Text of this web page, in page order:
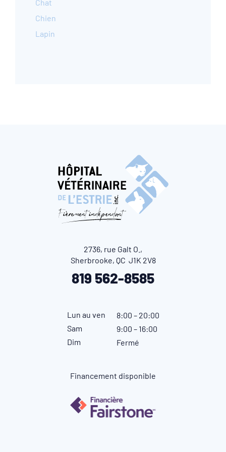
Chat
Chien
Lapin
2736, rue Galt O.,
Sherbrooke, QC J1K 2V8
819 562-8585
Lun au ven
8:00 – 20:00
Sam
9:00 – 16:00
Dim
Fermé
Financement disponible